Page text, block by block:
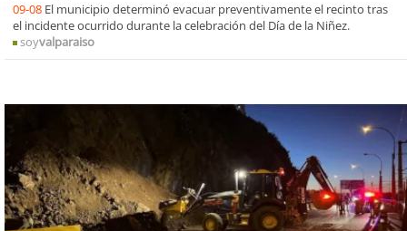
09-08 El municipio determinó evacuar preventivamente el recinto tras
el incidente ocurrido durante la celebración del Día de la Niñez.
soyvalparaiso